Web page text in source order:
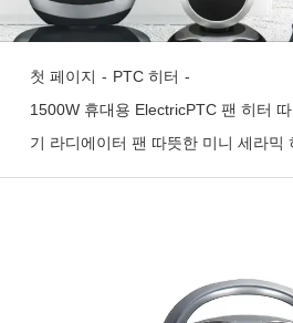
첫 페이지 - PTC 히터 -
1500W 휴대용 ElectricPTC 팬 히터
기 라디에이터 팬 따뜻한 미니 세라믹